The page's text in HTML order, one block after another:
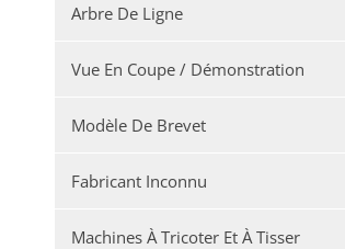
Arbre De Ligne
Vue En Coupe / Démonstration
Modèle De Brevet
Fabricant Inconnu
Machines À Tricoter Et À Tisser